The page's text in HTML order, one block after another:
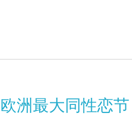
欧洲最大同性恋